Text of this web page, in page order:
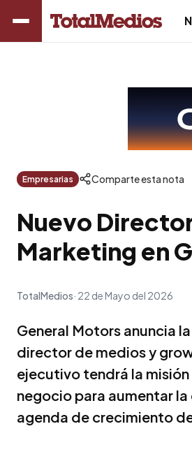
Empresarias Comparte esta nota
Nuevo
Marketing en
TotalMedios 22 de Mayo del 2026
General Motors anuncia
director de medios y
ejecutivo tendrá la
negocio para aumentar
agenda de crecimiento